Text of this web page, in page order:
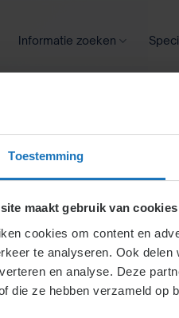
Toestemming
maakt gebruik van cookies
cookies om content en
te analyseren. Ook
en analyse. Deze
die ze hebben verzameld op
Informatie zoeken